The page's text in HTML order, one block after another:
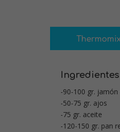
Thermomix
Ingredientes
-90-100 gr.
-50-75 gr. ajos
-75 gr. aceite
-120-150 gr. pan